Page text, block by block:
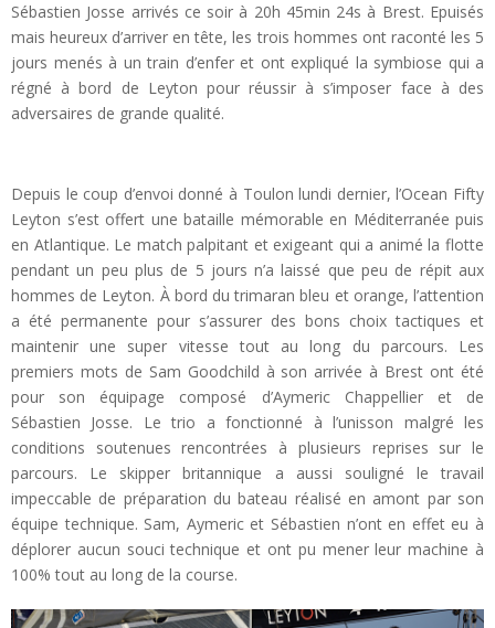
Sébastien Josse arrivés ce soir à 20h 45min 24s à Brest. Epuisés
mais heureux d’arriver en tête, les trois hommes ont raconté les 5
jours menés à un train d’enfer et ont expliqué la symbiose qui a
régné à bord de Leyton pour réussir à s’imposer face à des
adversaires de grande qualité.
Depuis le coup d’envoi donné à Toulon lundi dernier, l’Ocean Fifty
Leyton s’est offert une bataille mémorable en Méditerranée puis
en Atlantique. Le match palpitant et exigeant qui a animé la flotte
pendant un peu plus de 5 jours n’a laissé que peu de répit aux
hommes de Leyton. À bord du trimaran bleu et orange, l’attention
a été permanente pour s’assurer des bons choix tactiques et
maintenir une super vitesse tout au long du parcours. Les
premiers mots de Sam Goodchild à son arrivée à Brest ont été
pour son équipage composé d’Aymeric Chappellier et de
Sébastien Josse. Le trio a fonctionné à l’unisson malgré les
conditions soutenues rencontrées à plusieurs reprises sur le
parcours. Le skipper britannique a aussi souligné le travail
impeccable de préparation du bateau réalisé en amont par son
équipe technique. Sam, Aymeric et Sébastien n’ont en effet eu à
déplorer aucun souci technique et ont pu mener leur machine à
100% tout au long de la course.